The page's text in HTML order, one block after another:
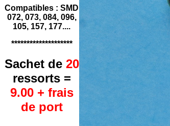
Compatibles : SMD
072, 073, 084, 096,
105, 157, 177....
********************
Sachet de 20
ressorts =
9.00 + frais
de port